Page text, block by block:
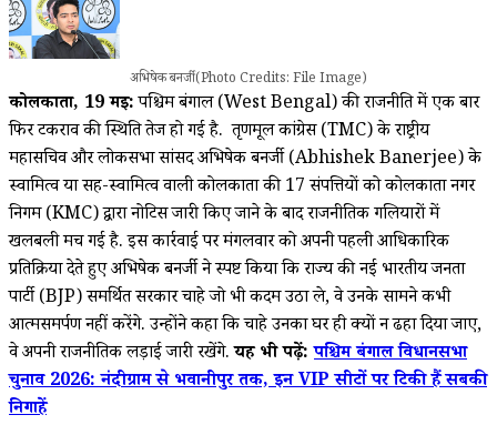
अभिषेक बनर्जी (Photo Credits: File Image)
कोलकाता, 19मई:पश्चिम बंगाल (West Bengal) की राजनीति में एक बार
फिर टकराव की स्थिति तेज हो गई है. तृणमूल कांग्रेस (TMC) के राष्ट्रीय
महासचिव और लोकसभा सांसद अभिषेक बनर्जी (Abhishek Banerjee) के
स्वामित्व या सह-स्वामित्व वाली कोलकाता की 17 संपत्तियों को कोलकाता नगर
निगम (KMC) द्वारा नोटिस जारी किए जाने के बाद राजनीतिक गलियारों में
खलबली मच गई है. इस कार्रवाई पर मंगलवार को अपनी पहली आधिकारिक
प्रतिक्रिया देते हुए अभिषेक बनर्जी ने स्पष्ट किया कि राज्य की नई भारतीय जनता
पार्टी (BJP) समर्थित सरकार चाहे जो भी कदम उठा ले, वे उनके सामने कभी
आत्मसमर्पण नहीं करेंगे. उन्होंने कहा कि चाहे उनका घर ही क्यों न ढहा दिया जाए,
वे अपनी राजनीतिक लड़ाई जारी रखेंगे.यह भी पढ़ें:पश्चिम बंगाल विधानसभा
चुनाव 2026: नंदीग्राम से भवानीपुर तक, इन VIP सीटों पर टिकी हैं सबकी
निगाहें